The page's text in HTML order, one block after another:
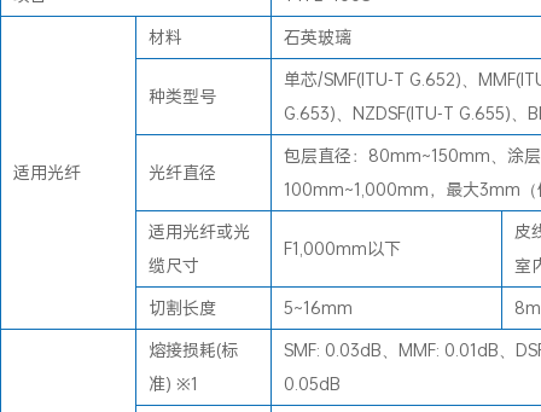
适用光纤
材料 石英玻璃
种类型号
单芯/SMF(ITU-T G.652)、
G.653)、NZDSF(ITU-T G.655)、
光纤直径
包层直径：80mm~150mm、涂
100mm~1,000mm，最大3mm（
适用光纤或光
缆尺寸
F1,000mm以下
皮
室
切割长度
5~16mm
熔接损耗(标
准) ※1
SMF: 0.03dB、MMF: 0.01dB、
0.05dB